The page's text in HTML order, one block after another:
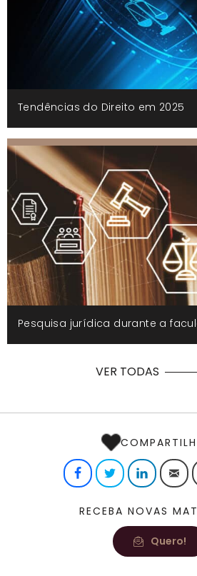
Tendências do Direito em 2025
Pesquisa jurídica durante a
VER TODAS
FacebookTwitterLinkedIn
RECEBA NOVAS
Quero!